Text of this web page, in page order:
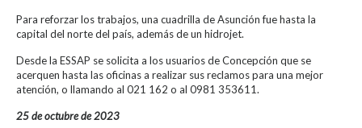
Para reforzar los trabajos, una cuadrilla de Asunción fue hasta la
capital del norte del país, además de un hidrojet.
Desde la ESSAP se solicita a los usuarios de Concepción que se
acerquen hasta las oficinas a realizar sus reclamos para una mejor
atención, o llamando al 021 162 o al 0981 353611.
25 de octubre de 2023